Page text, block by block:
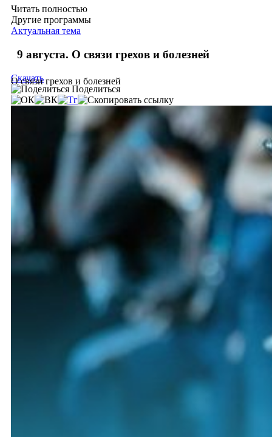
Читать полностью
Другие программы
Актуальная тема
9 августа. О связи грехов и болезней
О связи грехов и болезней
Скачать
Поделиться